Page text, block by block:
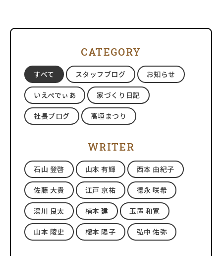
CATEGORY
すべて スタッフブログ お知らせ
いえぺでぃあ 家づくり日記
社長ブログ 高垣まつり
WRITER
石山 登啓 山本 有輝 西本 由紀子
佐藤 大貴 江戸 京祐 德永 咲希
湯川 良太 楠本 建 玉置 和寛
山本 陵史 榎本 陽子 弘中 佑弥